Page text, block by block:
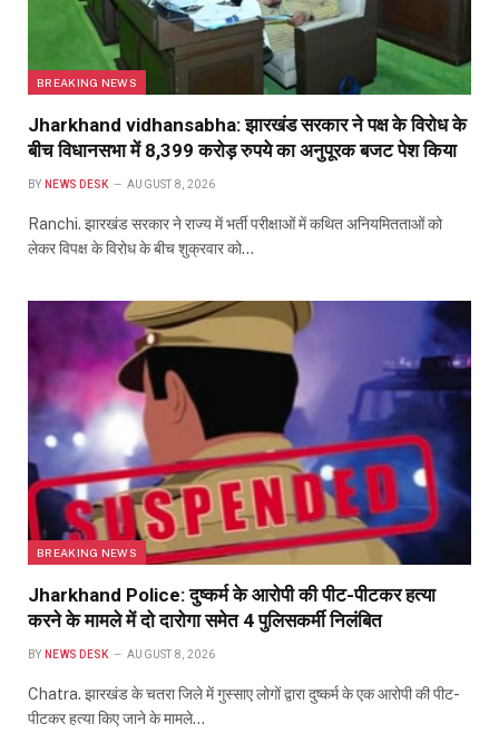
BREAKING NEWS
Jharkhand vidhansabha: झारखंड सरकार ने पक्ष के विरोध के
बीच विधानसभा में 8,399 करोड़ रुपये का अनुपूरक बजट पेश किया
BY NEWS DESK AUGUST 8, 2026
Ranchi. झारखंड सरकार ने राज्य में भर्ती परीक्षाओं में कथित अनियमितताओं को
लेकर विपक्ष के विरोध के बीच शुक्रवार को…
BREAKING NEWS
Jharkhand Police: दुष्कर्म के आरोपी की पीट-पीटकर हत्या
करने के मामले में दो दारोगा समेत 4 पुलिसकर्मी निलंबित
BY NEWS DESK AUGUST 8, 2026
Chatra. झारखंड के चतरा जिले में गुस्साए लोगों द्वारा दुष्कर्म के एक आरोपी की पीट-
पीटकर हत्या किए जाने के मामले…